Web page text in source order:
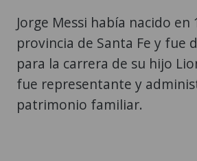
Jorge Messi había nacido en
provincia de Santa Fe y fue
para la carrera de su hijo
fue representante y
patrimonio familiar.